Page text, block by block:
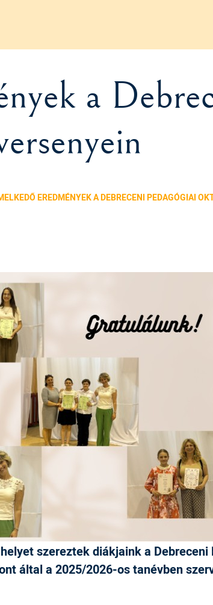
a
EREDMÉNYEK A DEBRECENI PEDAGÓGIAI
szereztek diákjaink a Debreceni
által a 2025/2026-os tanévben